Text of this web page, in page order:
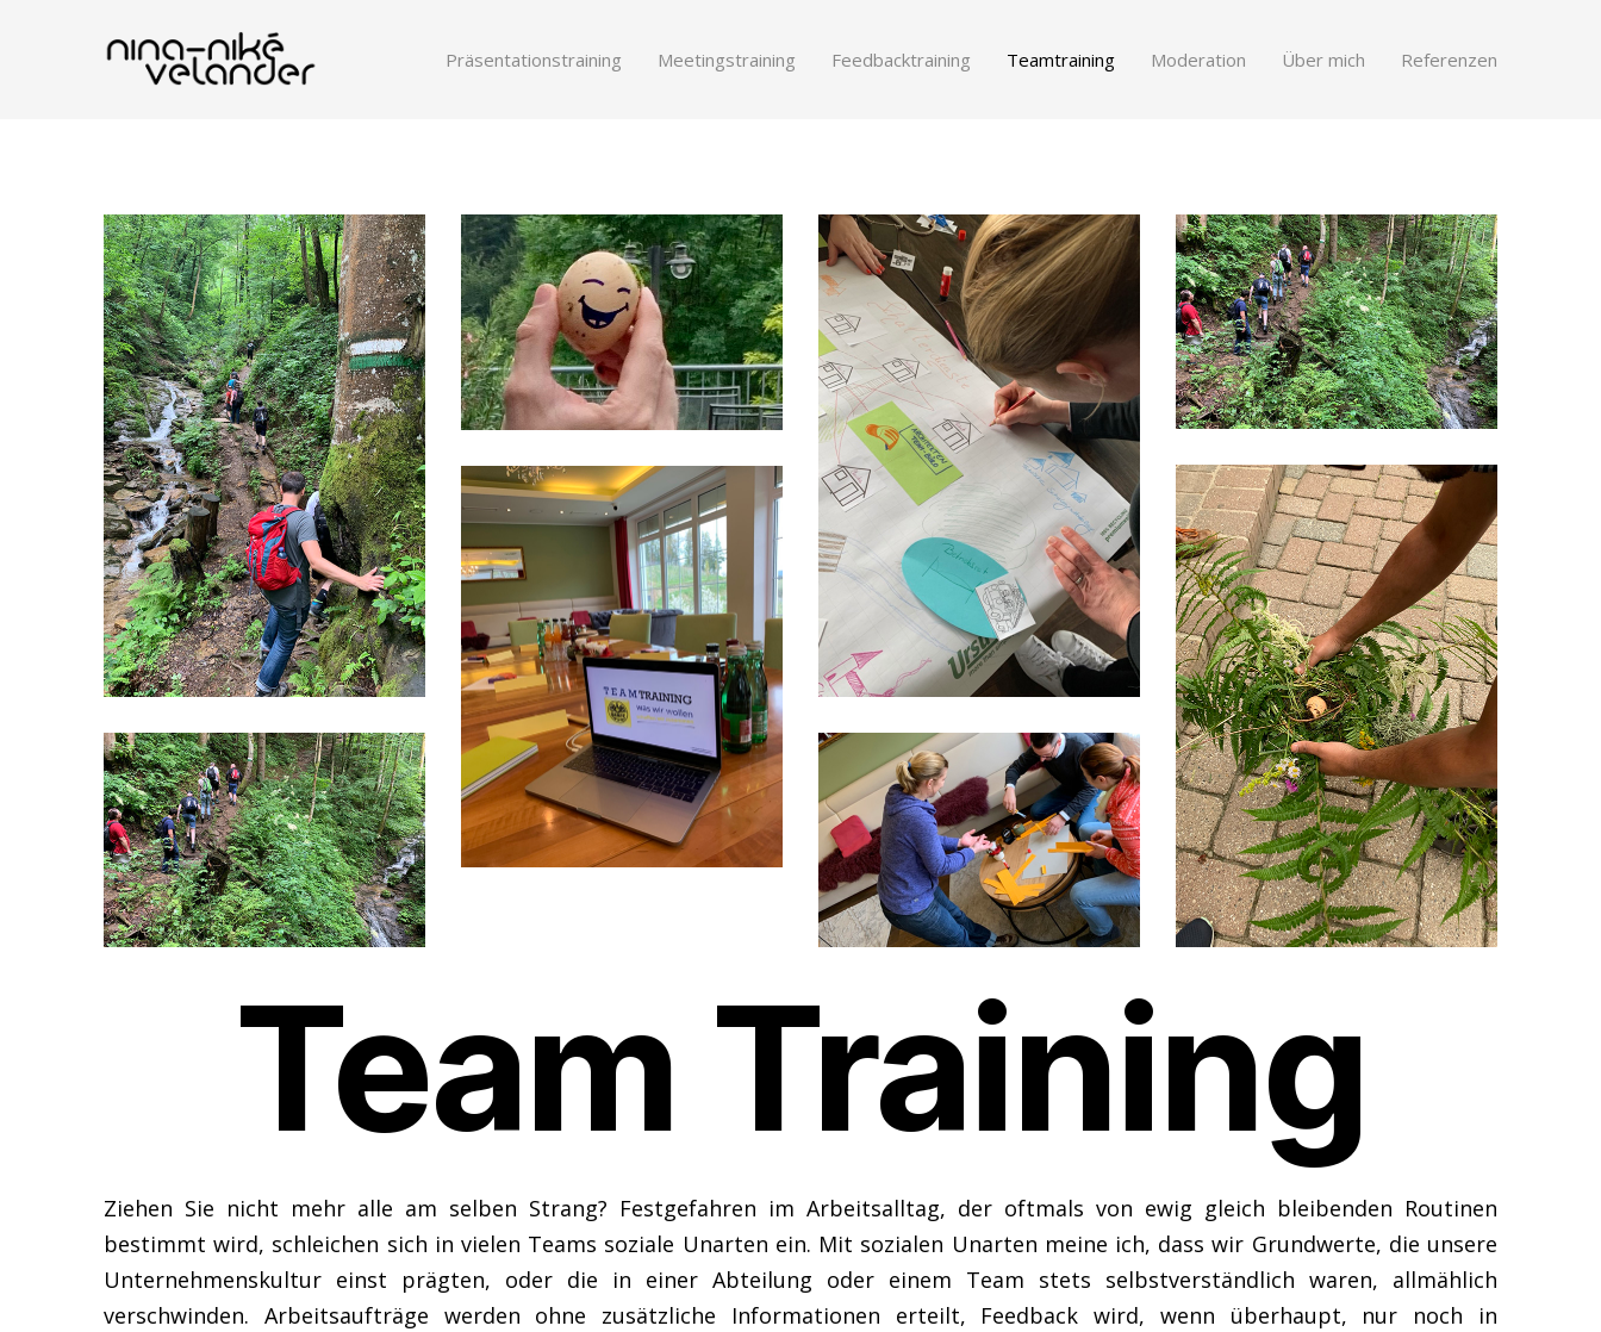
Präsentationstraining Meetingstraining Feedbacktraining Teamtraining Moderation Über mich Referenzen
Team Training
Ziehen Sie nicht mehr alle am selben Strang? Festgefahren im Arbeitsalltag, der oftmals von ewig gleich bleibenden Routinen
bestimmt wird, schleichen sich in vielen Teams soziale Unarten ein. Mit sozialen Unarten meine ich, dass wir Grundwerte, die unsere
Unternehmenskultur einst prägten, oder die in einer Abteilung oder einem Team stets selbstverständlich waren, allmählich
verschwinden. Arbeitsaufträge werden ohne zusätzliche Informationen erteilt, Feedback wird, wenn überhaupt, nur noch in